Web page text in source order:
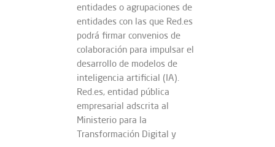
entidades o agrupaciones de
entidades con las que Red.es
podrá firmar convenios de
colaboración para impulsar el
desarrollo de modelos de
inteligencia artificial (IA).
Red.es, entidad pública
empresarial adscrita al
Ministerio para la
Transformación Digital y